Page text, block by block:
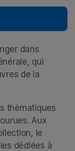
dans
qui
de la
thématiques
Aux
le
dédiées à